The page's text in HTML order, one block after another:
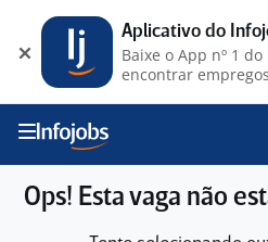
Ops! Esta vaga não
Aplicativo do
Baixe o App nº 1
encontrar empregos